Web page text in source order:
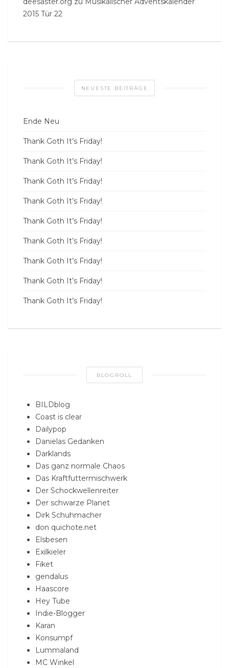
2015 Tür 22
NEUESTE BEITRÄGE
Ende Neu
Thank Goth It’s Friday!
Thank Goth It’s Friday!
Thank Goth It’s Friday!
Thank Goth It’s Friday!
Thank Goth It’s Friday!
Thank Goth It’s Friday!
Thank Goth It’s Friday!
Thank Goth It’s Friday!
Thank Goth It’s Friday!
BLOGROLL
BILDblog
Coast is clear
Dailypop
Danielas Gedanken
Darklands
Das ganz normale Chaos
Das Kraftfuttermischwerk
Der Schockwellenreiter
Der schwarze Planet
Dirk Schuhmacher
don quichote.net
Elsbesen
Exilkieler
Fiket
gendalus
Haascore
Hey Tube
Indie-Blogger
Karan
Konsumpf
Lummaland
MC Winkel